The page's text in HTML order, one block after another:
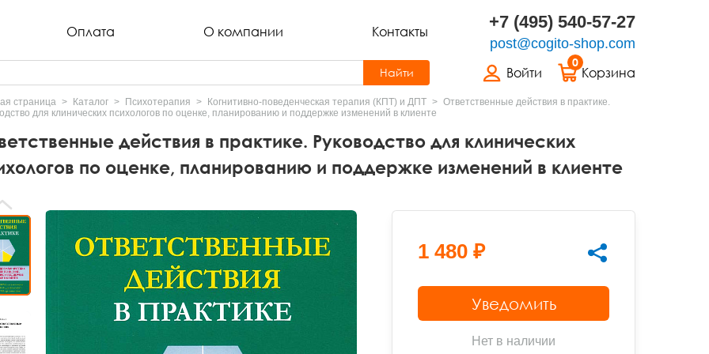
Оплата О компании Контакты +7 (495) 540-57-27
post@cogito-shop.com
Войти
0
Корзина
Найти
страница Каталог Психотерапия Когнитивно-поведенческая терапия (КПТ) и ДПТ
Ответственные действия в практике.
для клинических психологов по оценке, планированию и поддержке изменений в клиенте
действия в практике. Руководство для клинических
по оценке, планированию и поддержке изменений в клиенте
1 480 ₽
Уведомить
Нет в наличии